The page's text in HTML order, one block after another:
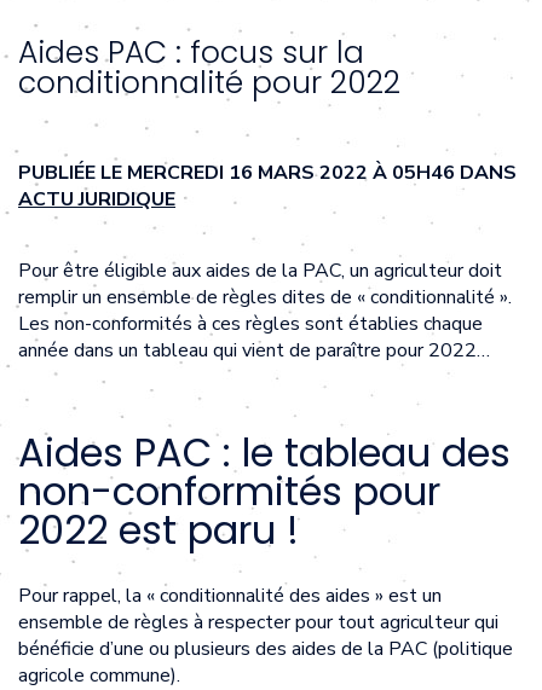
Aides PAC : focus sur la
conditionnalité pour 2022
PUBLIÉE LE MERCREDI 16 MARS 2022 À 05H46 DANS
ACTU JURIDIQUE
Pour être éligible aux aides de la PAC, un agriculteur doit
remplir un ensemble de règles dites de « conditionnalité ».
Les non-conformités à ces règles sont établies chaque
année dans un tableau qui vient de paraître pour 2022…
Aides PAC : le tableau des
non-conformités pour
2022 est paru !
Pour rappel, la « conditionnalité des aides » est un
ensemble de règles à respecter pour tout agriculteur qui
bénéficie d’une ou plusieurs des aides de la PAC (politique
agricole commune).